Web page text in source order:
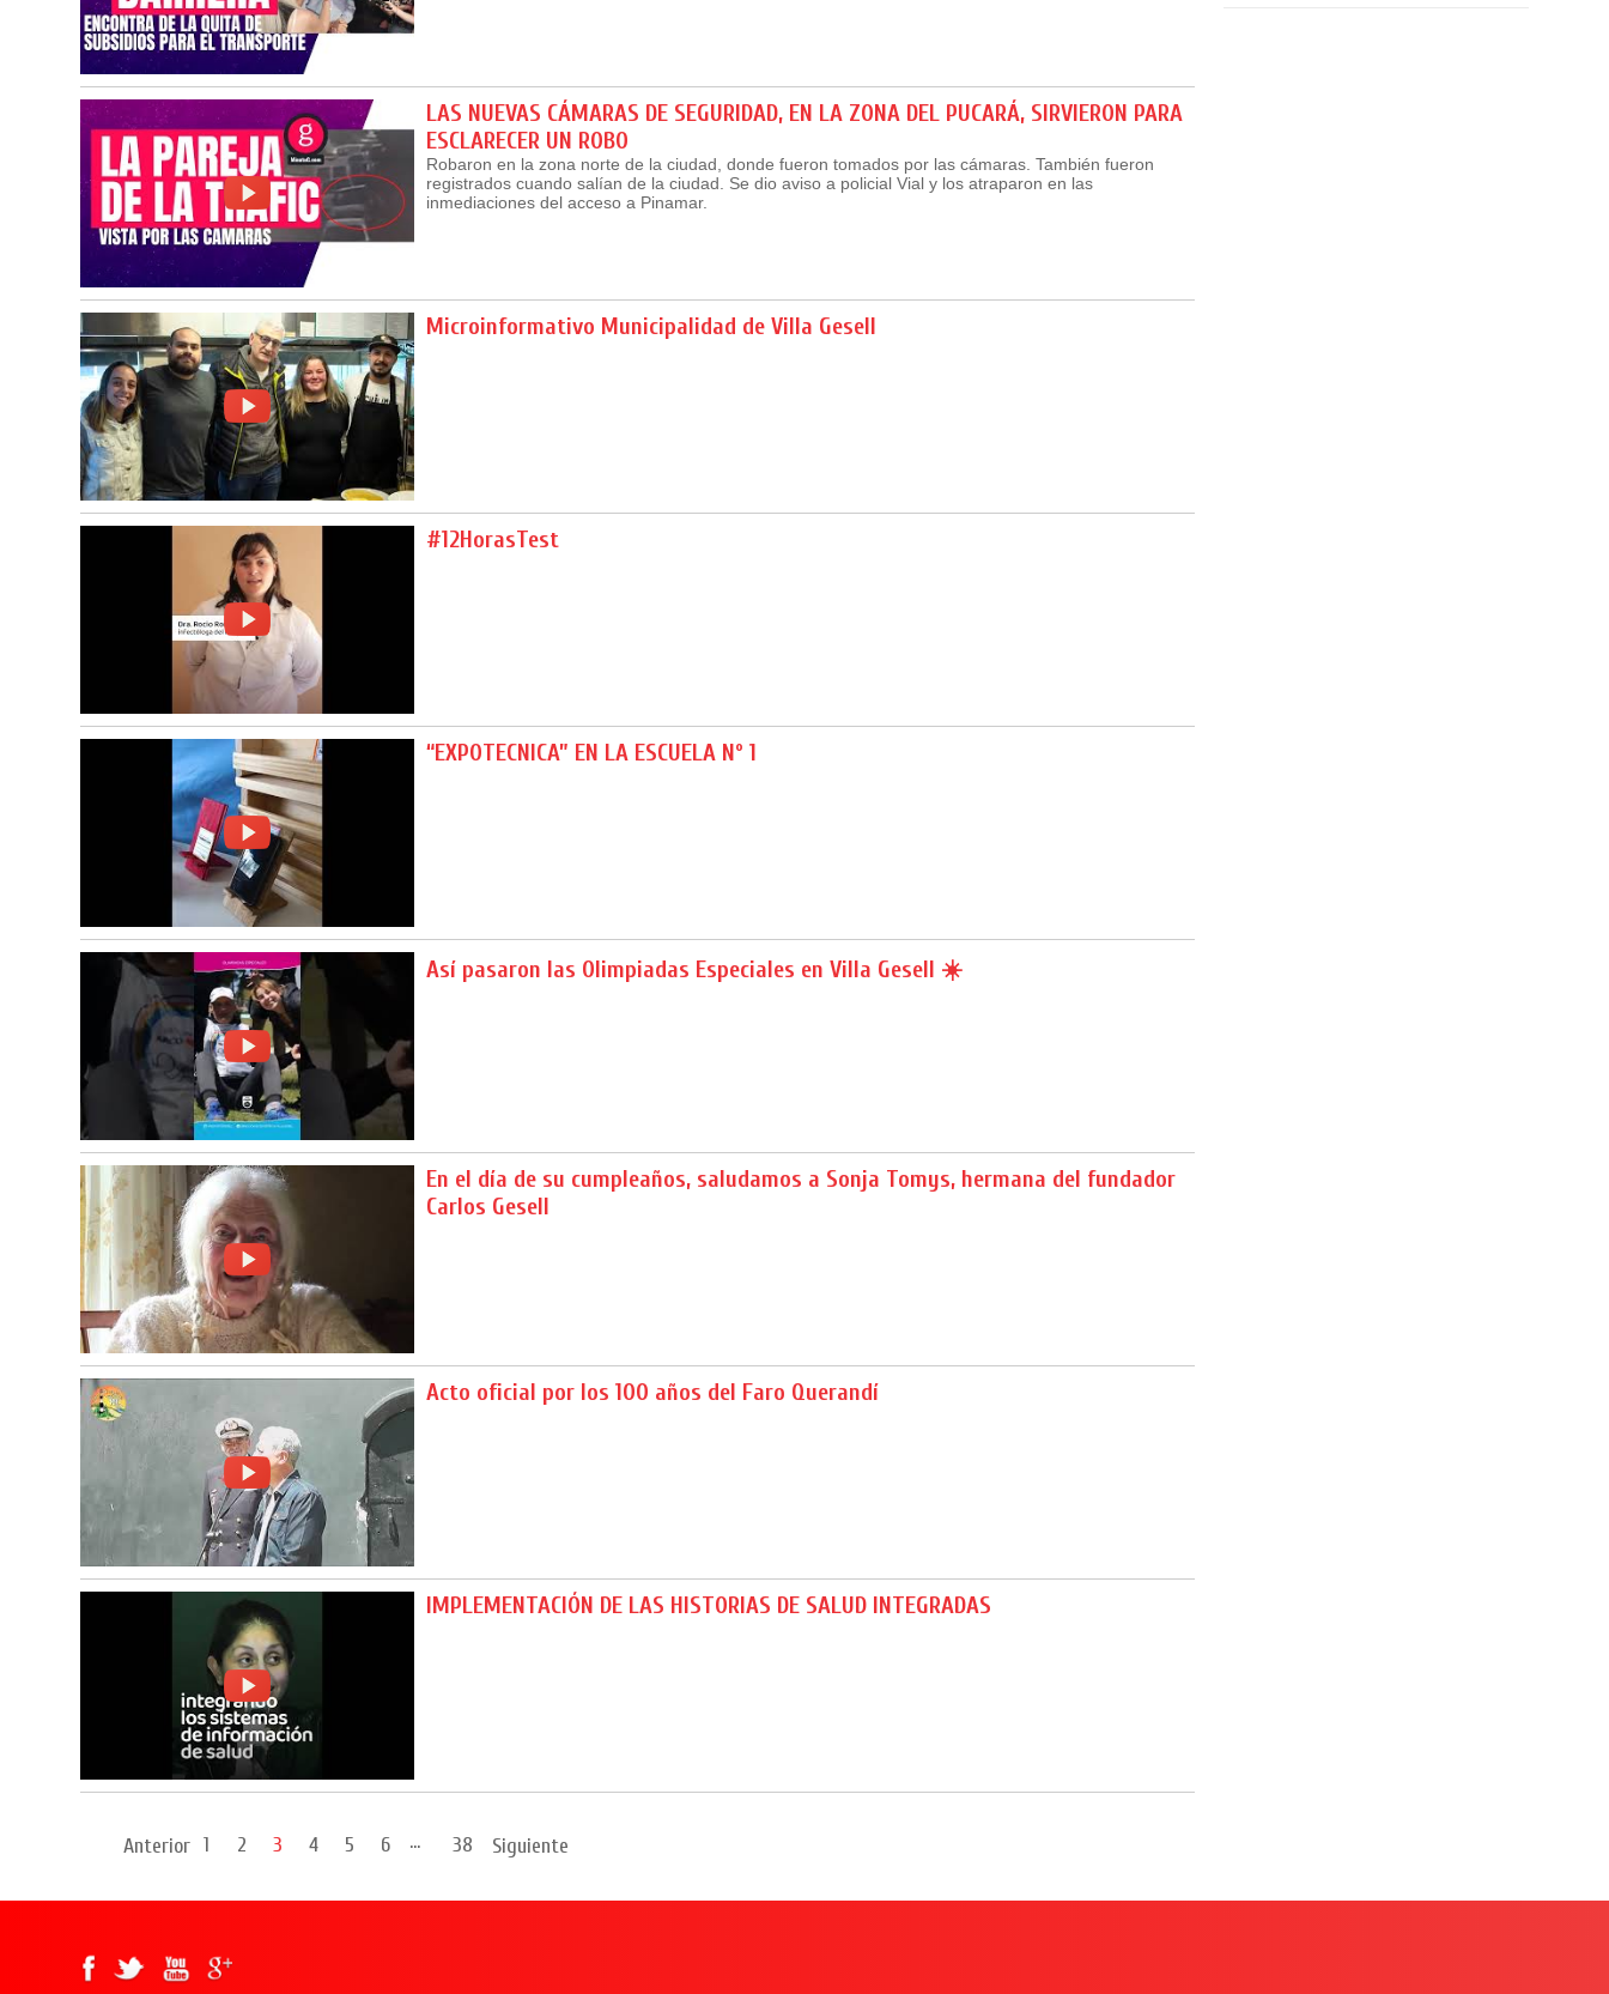
LAS NUEVAS CÁMARAS DE SEGURIDAD, EN LA ZONA DEL PUCARÁ, SIRVIERON PARA
ESCLARECER UN ROBO
Robaron en la zona norte de la ciudad, donde fueron tomados por las cámaras. También fueron
registrados cuando salían de la ciudad. Se dio aviso a policial Vial y los atraparon en las
inmediaciones del acceso a Pinamar.
Microinformativo Municipalidad de Villa Gesell
#12HorasTest
“EXPOTECNICA” EN LA ESCUELA Nº 1
Así pasaron las Olimpiadas Especiales en Villa Gesell ☀️
En el día de su cumpleaños, saludamos a Sonja Tomys, hermana del fundador
Carlos Gesell
Acto oficial por los 100 años del Faro Querandí
IMPLEMENTACIÓN DE LAS HISTORIAS DE SALUD INTEGRADAS
Anterior 1 2 3 4 5 6 ... 38 Siguiente